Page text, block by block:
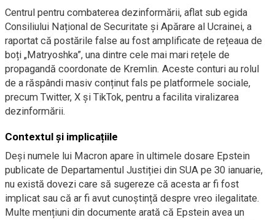
Centrul pentru combaterea dezinformării, aflat sub egida
Consiliului Național de Securitate și Apărare al Ucrainei, a
raportat că postările false au fost amplificate de rețeaua de
boți „Matryoshka”, una dintre cele mai mari rețele de
propagandă coordonate de Kremlin. Aceste conturi au rolul
de a răspândi masiv conținut fals pe platformele sociale,
precum Twitter, X și TikTok, pentru a facilita viralizarea
dezinformării.
Contextul și implicațiile
Deși numele lui Macron apare în ultimele dosare Epstein
publicate de Departamentul Justiției din SUA pe 30 ianuarie,
nu există dovezi care să sugereze că acesta ar fi fost
implicat sau că ar fi avut cunoștință despre vreo ilegalitate.
Multe mențiuni din documente arată că Epstein avea un